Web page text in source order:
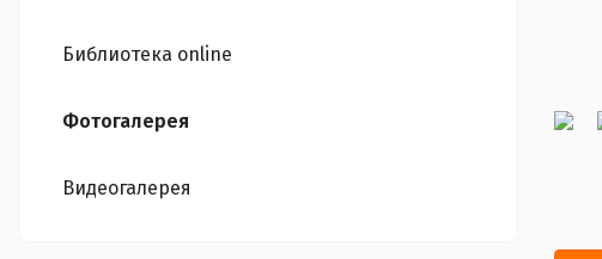
Библиотека online
Фотогалерея
Видеогалерея